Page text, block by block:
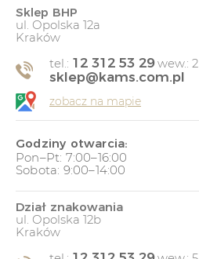
Sklep BHP
ul. Opolska 12a
Kraków
tel.: 12 312 53 29wew.: 2
sklep@kams.com.pl
zobacz na mapie
Godziny otwarcia:
Pon–Pt: 7:00–16:00
Sobota: 9:00–14:00
Dział znakowania
ul. Opolska 12b
Kraków